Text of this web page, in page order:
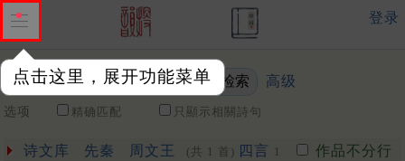
点击这里，展开功能菜单
登录
关键词 高级
选项 精确匹配 只顯示相關詩句
诗文库 先秦 周文王 (共 1 首) 四言 1 作品不分行